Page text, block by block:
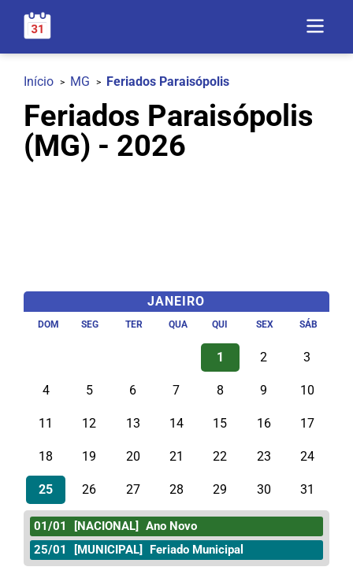
Início MG Feriados Paraisópolis
Feriados Paraisópolis
(MG) - 2026
JANEIRO
DOM SEG TER QUA QUI SEX SÁB
1 2 3
4 5 6 7 8 9 10
11 12 13 14 15 16 17
18 19 20 21 22 23 24
25 26 27 28 29 30 31
01/01 [NACIONAL]
Ano Novo
25/01
[MUNICIPAL] Feriado Municipal